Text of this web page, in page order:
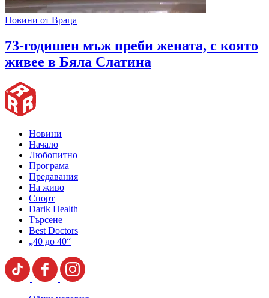
Новини от Враца
73-годишен мъж преби жената, с която
живее в Бяла Слатина
Новини
Начало
Любопитно
Програма
Предавания
На живо
Спорт
Darik Health
Търсене
Best Doctors
„40 до 40“